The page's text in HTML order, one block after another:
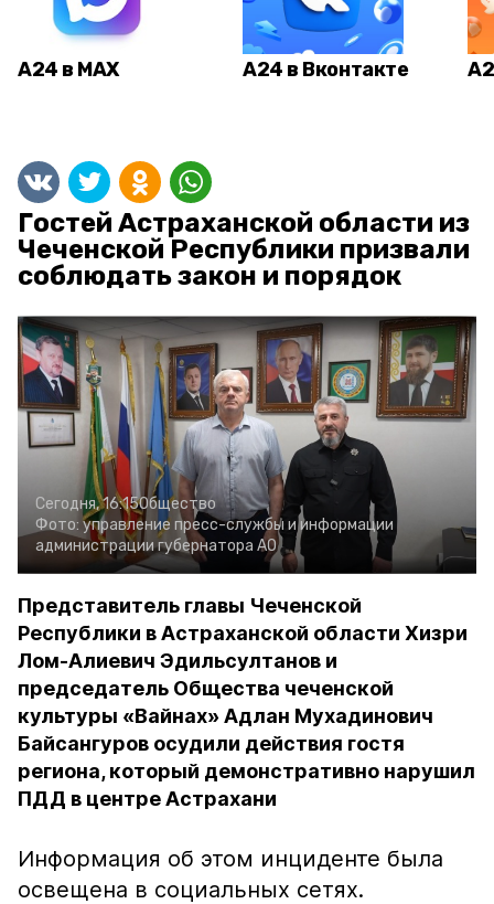
А24 в MAX А24 в Вконтакте
Гостей Астраханской области из
Чеченской Республики призвали
соблюдать закон и порядок
Сегодня, 16:15Общество
Фото: управление пресс-службы и информации
администрации губернатора АО
Представитель главы Чеченской
Республики в Астраханской области Хизри
Лом-Алиевич Эдильсултанов и
председатель Общества чеченской
культуры «Вайнах» Адлан Мухадинович
Байсангуров осудили действия гостя
региона, который демонстративно нарушил
ПДД в центре Астрахани
Информация об этом инциденте была
освещена в социальных сетях.